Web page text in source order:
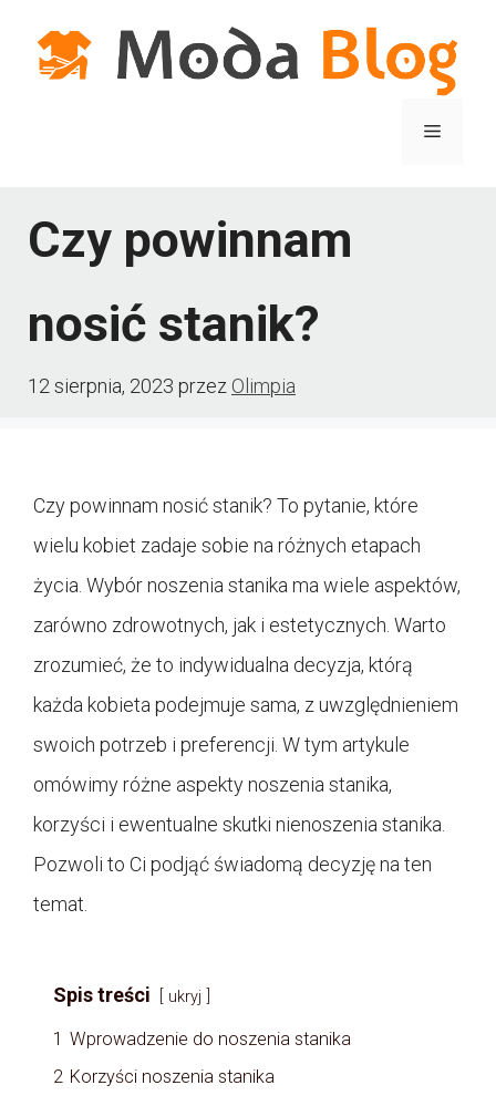
Menu
Czy powinnam
nosić stanik?
12 sierpnia, 2023 przez Olimpia
Czy powinnam nosić stanik? To pytanie, które
wielu kobiet zadaje sobie na różnych etapach
życia. Wybór noszenia stanika ma wiele aspektów,
zarówno zdrowotnych, jak i estetycznych. Warto
zrozumieć, że to indywidualna decyzja, którą
każda kobieta podejmuje sama, z uwzględnieniem
swoich potrzeb i preferencji. W tym artykule
omówimy różne aspekty noszenia stanika,
korzyści i ewentualne skutki nienoszenia stanika.
Pozwoli to Ci podjąć świadomą decyzję na ten
temat.
Spis treści ukryj
1 Wprowadzenie do noszenia stanika
2 Korzyści noszenia stanika